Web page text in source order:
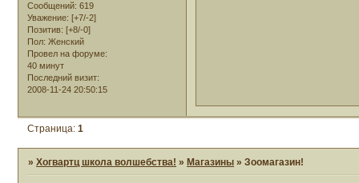
Сообщений: 619
Уважение: [+7/-2]
Позитив: [+8/-0]
Пол: Женский
Провел на форуме:
40 минут
Последний визит:
2008-11-24 20:50:15
Страница:1
»Хогвартц школа волшебства! » Магазины »Зоомагазин!